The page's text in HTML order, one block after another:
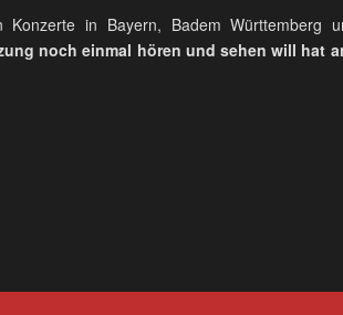
Konzerte in Bayern, Badem
noch einmal hören und sehen will hat